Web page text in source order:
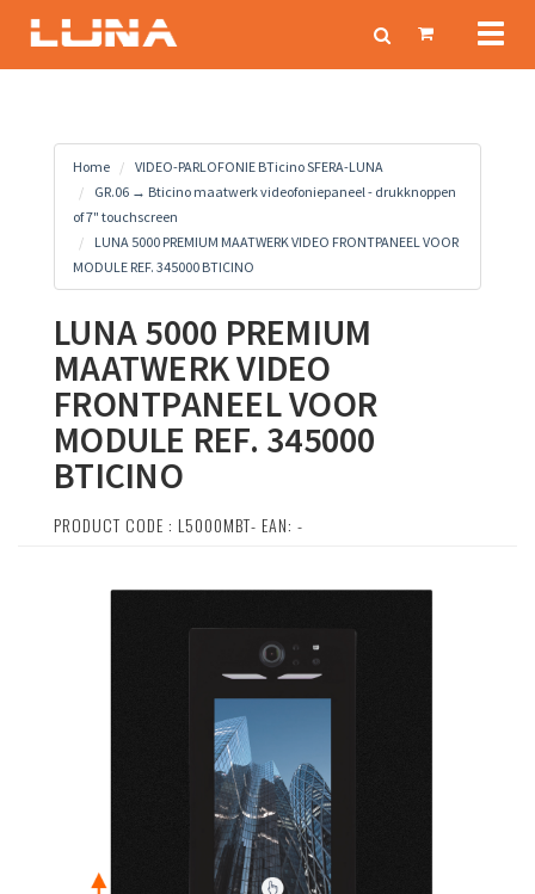
Home
VIDEO-PARLOFONIE BTicino SFERA-LUNA
GR.06 → Bticino maatwerk videofoniepaneel - drukknoppen
of 7" touchscreen
LUNA 5000 PREMIUM MAATWERK VIDEO FRONTPANEEL VOOR
MODULE REF. 345000 BTICINO
LUNA 5000 PREMIUM
MAATWERK VIDEO
FRONTPANEEL VOOR
MODULE REF. 345000
BTICINO
PRODUCT CODE : L5000MBT- EAN: -